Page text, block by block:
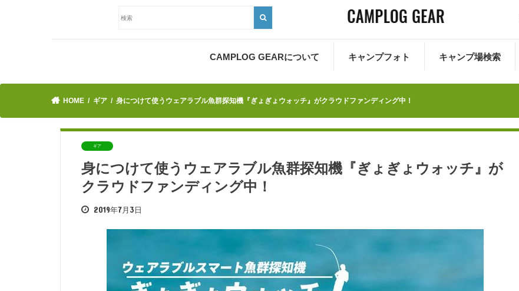
CAMPLOG GEARについて キャンプフォト キャンプ場検索
HOME ギア 身につけて使うウェアラブル魚群探知機『ぎょぎょウォッチ』がクラウドファンディング中！
ギア
身につけて使うウェアラブル魚群探知機『ぎょぎょウォッチ』が
クラウドファンディング中！
2019年7月3日